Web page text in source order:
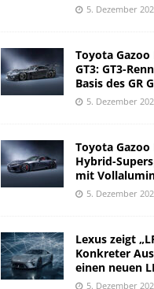
5. Dezember
Toyota Gazoo
GT3: GT3-
Basis des GR
5. Dezember
Toyota Gazoo
Hybrid-
mit
5. Dezember
Lexus zeigt
Konkreter
einen neuen
5. Dezember